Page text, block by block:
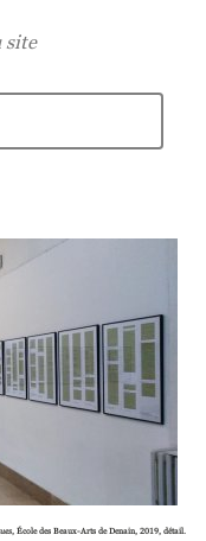
, École des Beaux-Arts de Denain, 2019, détail.